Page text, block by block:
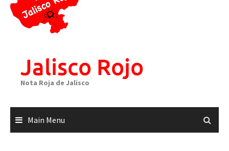
Jalisco Rojo
Nota Roja de Jalisco
Main Menu